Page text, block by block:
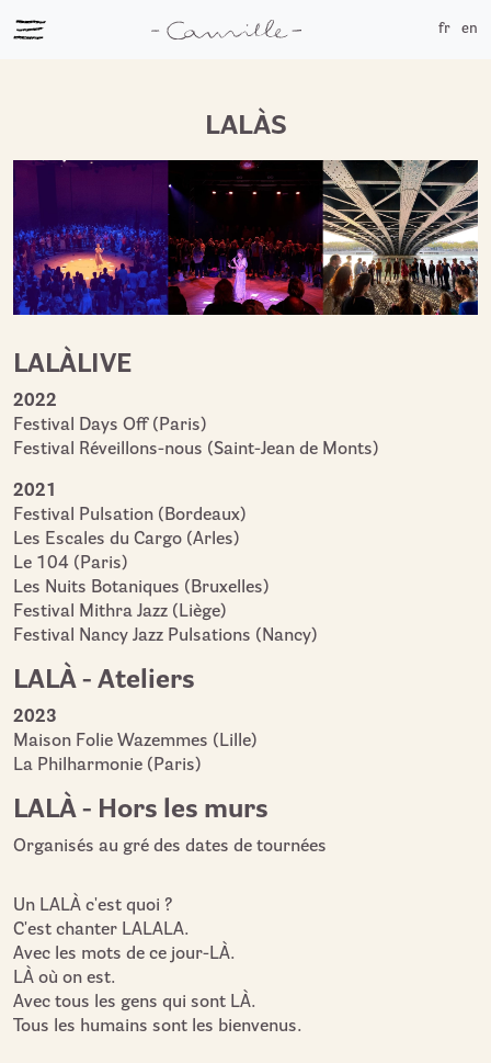
fr en
LALÀS
LALÀLIVE
2022
Festival Days Off (Paris)
Festival Réveillons-nous (Saint-Jean de Monts)
2021
Festival Pulsation (Bordeaux)
Les Escales du Cargo (Arles)
Le 104 (Paris)
Les Nuits Botaniques (Bruxelles)
Festival Mithra Jazz (Liège)
Festival Nancy Jazz Pulsations (Nancy)
LALÀ - Ateliers
2023
Maison Folie Wazemmes (Lille)
La Philharmonie (Paris)
LALÀ - Hors les murs
Organisés au gré des dates de tournées
Un LALÀ c'est quoi ?
C'est chanter LALALA.
Avec les mots de ce jour-LÀ.
LÀ où on est.
Avec tous les gens qui sont LÀ.
Tous les humains sont les bienvenus.